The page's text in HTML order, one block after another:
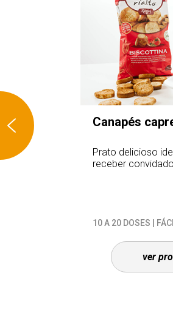
ervas
a
Canapés
Prato delicioso
receber
10 A 20 DOSES |
ver